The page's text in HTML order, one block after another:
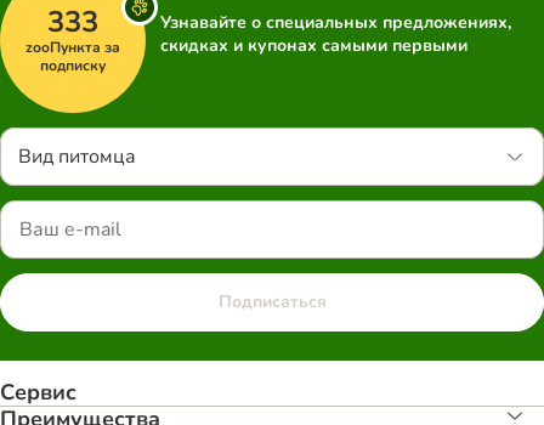
333
zooПункта за
подписку
Узнавайте о специальных предложениях,
скидках и купонах самыми первыми
Вид питомца
Подписаться
Сервис
Преимуществa